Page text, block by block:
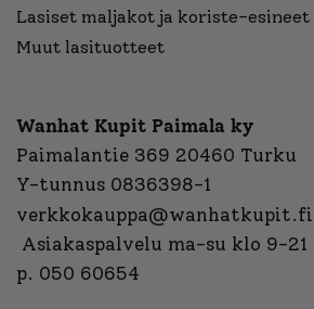
Lasiset maljakot ja koriste-esineet
Muut lasituotteet
Wanhat Kupit Paimala ky
Paimalantie 369 20460 Turku
Y-tunnus 0836398-1
verkkokauppa@wanhatkupit.fi
Asiakaspalvelu ma-su klo 9-21
p. 050 60654